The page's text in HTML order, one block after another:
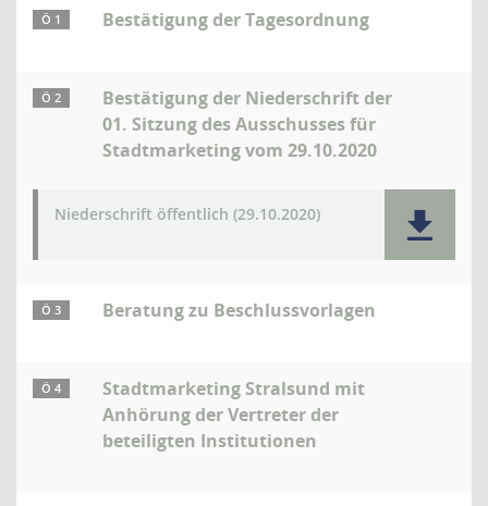
Ö 1 Bestätigung der Tagesordnung
Ö 2
Bestätigung der Niederschrift der
01. Sitzung des Ausschusses für
Stadtmarketing vom 29.10.2020
Niederschrift öffentlich (29.10.2020)
Ö 3 Beratung zu Beschlussvorlagen
Ö 4
Stadtmarketing Stralsund mit
Anhörung der Vertreter der
beteiligten Institutionen